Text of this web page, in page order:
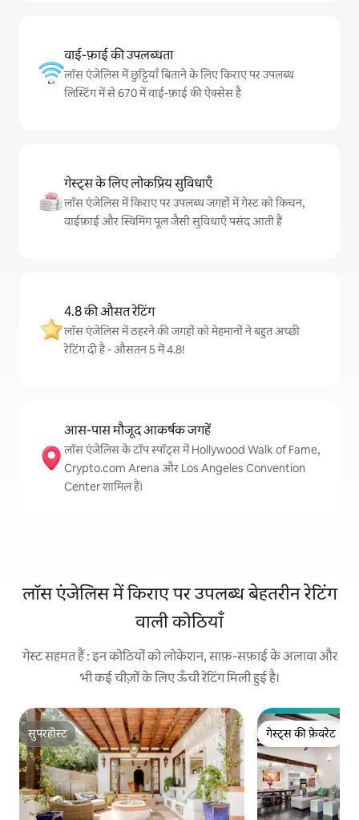
वाई-फ़ाई की उपलब्धता
लॉस एंजेलिस में छुट्टियाँ बिताने के लिए किराए पर उपलब्ध
लिस्टिंग में से 670 में वाई-फ़ाई की ऐक्सेस है
गेस्ट्स के लिए लोकप्रिय सुविधाएँ
लॉस एंजेलिस में किराए पर उपलब्ध जगहों में गेस्ट को किचन,
वाईफ़ाई और स्विमिंग पूल जैसी सुविधाएँ पसंद आती हैं
4.8 की औसत रेटिंग
लॉस एंजेलिस में ठहरने की जगहों को मेहमानों ने बहुत अच्छी
रेटिंग दी है - औसतन 5 में 4.8!
आस-पास मौजूद आकर्षक जगहें
लॉस एंजेलिस के टॉप स्पॉट्स में Hollywood Walk of Fame,
Crypto.com Arena और Los Angeles Convention
Center शामिल हैं।
लॉस एंजेलिस में किराए पर उपलब्ध बेहतरीन रेटिंग
वाली कोठियाँ
गेस्ट सहमत हैं : इन कोठियों को लोकेशन, साफ़-सफ़ाई के अलावा और
भी कई चीज़ों के लिए ऊँची रेटिंग मिली हुई है।
सुपरहोस्ट
सुपरहोस्ट
गेस्ट्स की फ़ेवरेट
गेस्ट्स की फ़ेवरेट